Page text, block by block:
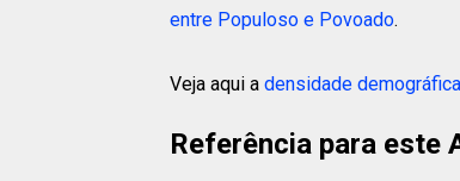
entre Populoso e Povoado.
Veja aqui a densidade
Referência para este